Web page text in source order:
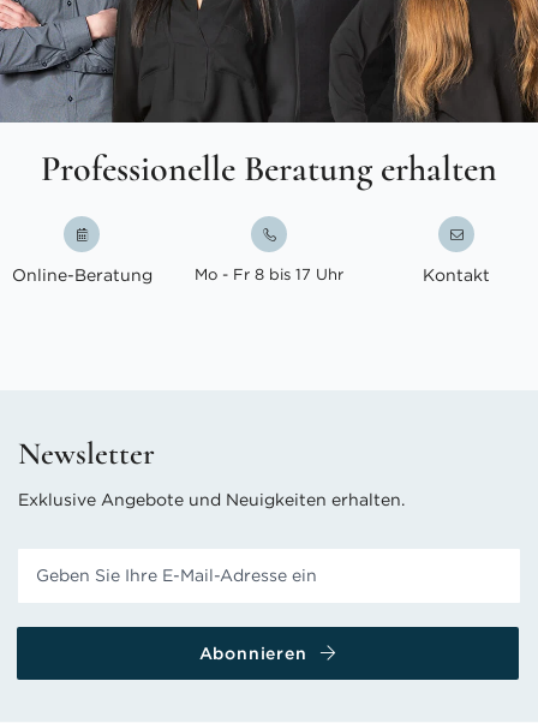
Professionelle Beratung erhalten
Online-Beratung Mo - Fr 8 bis 17 Uhr Kontakt
Newsletter
Exklusive Angebote und Neuigkeiten erhalten.
Abonnieren